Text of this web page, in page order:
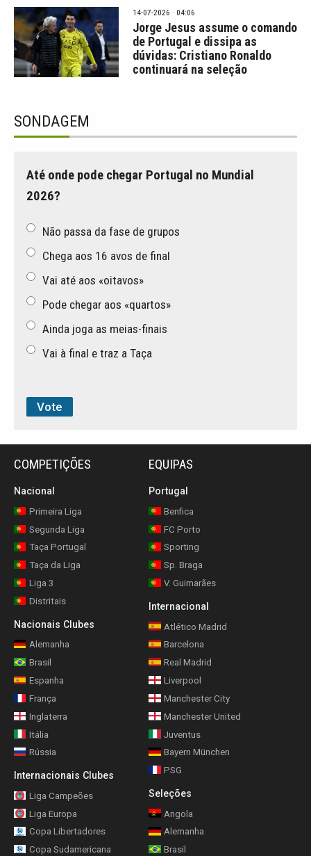
14-07-2026 · 04:06
Jorge Jesus assume o comando
de Portugal e dissipa as
dúvidas: Cristiano Ronaldo
continuará na seleção
SONDAGEM
Até onde pode chegar Portugal no Mundial
2026?
Não passa da fase de grupos
Chega aos 16 avos de final
Vai até aos «oitavos»
Pode chegar aos «quartos»
Ainda joga as meias-finais
Vai à final e traz a Taça
COMPETIÇÕES
Nacional
Primeira Liga
Segunda Liga
Taça Portugal
Taça da Liga
Liga 3
Distritais
Nacionais Clubes
Alemanha
Brasil
Espanha
França
Inglaterra
Itália
Rússia
Internacionais Clubes
Liga Campeões
Liga Europa
Copa Libertadores
Copa Sudamericana
EQUIPAS
Portugal
Benfica
FC Porto
Sporting
Sp. Braga
V. Guimarães
Internacional
Atlético Madrid
Barcelona
Real Madrid
Liverpool
Manchester City
Manchester United
Juventus
Bayern München
PSG
Seleções
Angola
Alemanha
Brasil